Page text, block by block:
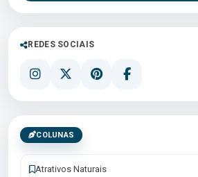
REDES SOCIAIS
COLUNAS
Atrativos Naturais